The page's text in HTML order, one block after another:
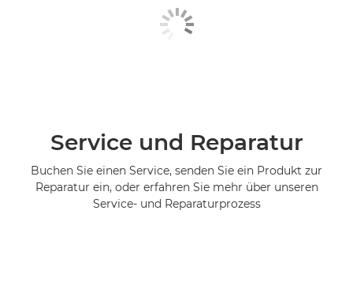
Service und Reparatur
Buchen Sie einen Service, senden Sie ein Produkt zur
Reparatur ein, oder erfahren Sie mehr über unseren
Service- und Reparaturprozess